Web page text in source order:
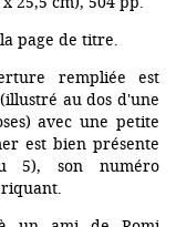
page de titre.
rempliée est
au dos d'une
avec une petite
est bien présente
5), son numéro